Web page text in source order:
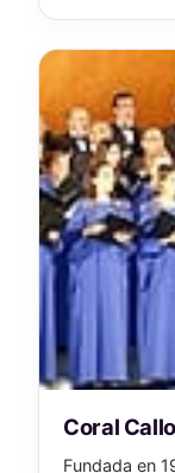
Coral
Fundada en